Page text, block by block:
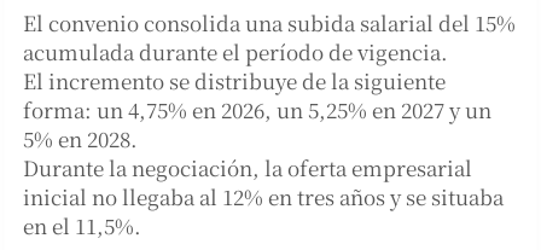
El convenio consolida una subida salarial del 15%
acumulada durante el período de vigencia.
El incremento se distribuye de la siguiente
forma: un 4,75% en 2026, un 5,25% en 2027 y un
5% en 2028.
Durante la negociación, la oferta empresarial
inicial no llegaba al 12% en tres años y se situaba
en el 11,5%.